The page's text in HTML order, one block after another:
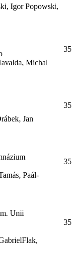
Igor Popowski,
Michal
35
Jan
35
Paál-
35
Unii
35